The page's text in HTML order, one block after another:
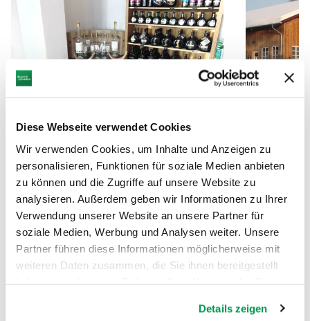
Diese Webseite verwendet Cookies
Wir verwenden Cookies, um Inhalte und Anzeigen zu
personalisieren, Funktionen für soziale Medien anbieten
zu können und die Zugriffe auf unsere Website zu
analysieren. Außerdem geben wir Informationen zu Ihrer
Verwendung unserer Website an unsere Partner für
soziale Medien, Werbung und Analysen weiter. Unsere
Partner führen diese Informationen möglicherweise mit
weiteren Daten zusammen, die Sie ihnen bereitgestellt
Details zeigen
©
AUF DER KARTE ANZEIGEN